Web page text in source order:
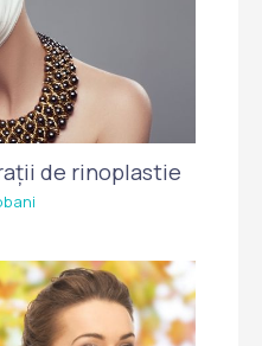
de rinoplastie